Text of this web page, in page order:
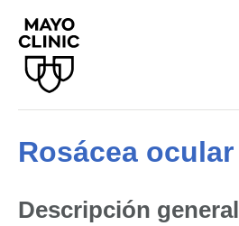
Rosácea ocular
Descripción general